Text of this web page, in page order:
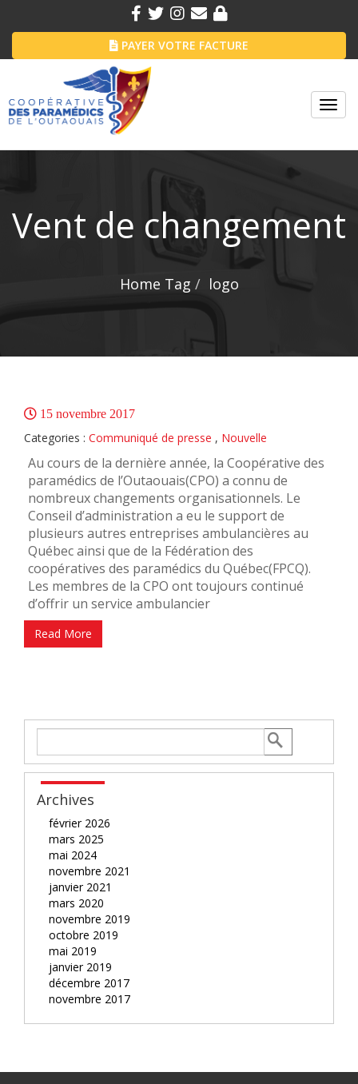
PAYER VOTRE FACTURE
Vent de changement
Home Tag logo
15 novembre 2017
Categories : Communiqué de presse , Nouvelle
Au cours de la dernière année, la Coopérative des
paramédics de l’Outaouais(CPO) a connu de
nombreux changements organisationnels. Le
Conseil d’administration a eu le support de
plusieurs autres entreprises ambulancières au
Québec ainsi que de la Fédération des
coopératives des paramédics du Québec(FPCQ).
Les membres de la CPO ont toujours continué
d’offrir un service ambulancier
Read More
Archives
février 2026
mars 2025
mai 2024
novembre 2021
janvier 2021
mars 2020
novembre 2019
octobre 2019
mai 2019
janvier 2019
décembre 2017
novembre 2017